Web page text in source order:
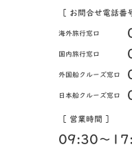
［ お問合せ電話番
海外旅行窓口
国内旅行窓口
外国船クルーズ窓口
日本船クルーズ窓口
［ 営業時間 ］
09:30〜